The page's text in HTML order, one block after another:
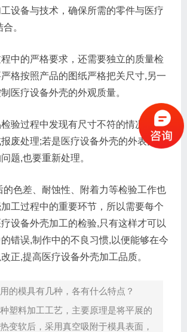
设备与技术，确保所需的零件与医疗
。
的严格要求，还需要独立的质量检
格按照产品的图纸严格把关尺寸,另一
医疗设备外壳的外观质量。
过程中发现有尺寸不符的情况，要
废处理;若是医疗设备外壳的外表面存
题,也要重新处理。
色差、耐蚀性、附着力等检验工作也
工过程中的重要环节，所以需要每个
设备外壳加工的检验,只有这样才可以
错误,制作中的不良习惯,以便能够在今
正,提高医疗设备外壳加工品质。
的模具有几种，各有什么特点？
塑料加工工艺，主要原理是将平展的
变软后，采用真空吸附于模具表面，